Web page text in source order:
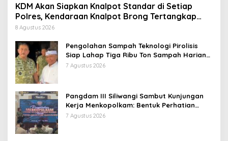
KDM Akan Siapkan Knalpot Standar di Setiap
Polres, Kendaraan Knalpot Brong Tertangkap
Langsung Ganti
8 Agustus 2026
Pengolahan Sampah Teknologi Pirolisis
Siap Lahap Tiga Ribu Ton Sampah Harian
Jawa Barat
7 Agustus 2026
Pangdam III Siliwangi Sambut Kunjungan
Kerja Menkopolkam: Bentuk Perhatian
Pemerintah
7 Agustus 2026